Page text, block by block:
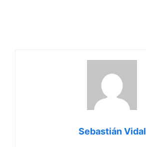
Sebastián Vidal